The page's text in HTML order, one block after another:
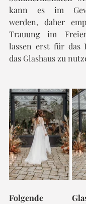
kann es im
werden, daher
Trauung im
lassen erst für das
das Glashaus zu
Folgende